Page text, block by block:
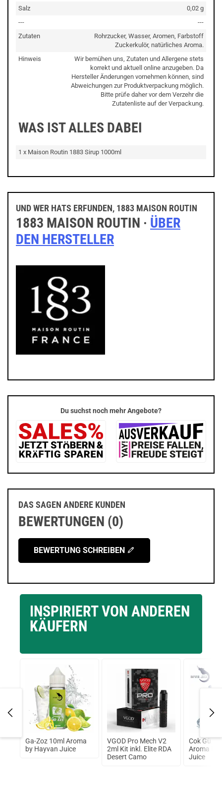
Salz
0,02 g
---
---
Zutaten
Rohrzucker, Wasser, Aromen, Farbstoff
Zuckerkulör, natürliches Aroma.
Hinweis
Wir bemühen uns, Zutaten und Allergene stets
korrekt und aktuell online anzugeben. Da
Hersteller Änderungen vornehmen können, sind
Abweichungen zur Produktverpackung möglich.
Bitte prüfe daher vor dem Verzehr die
Zutatenliste auf der Verpackung.
WAS IST ALLES DABEI
1 x Maison Routin 1883 Sirup 1000ml
UND WER HATS ERFUNDEN, 1883 MAISON ROUTIN
1883 MAISON ROUTIN · ÜBER
DEN HERSTELLER
Du suchst noch mehr Angebote?
DAS SAGEN ANDERE KUNDEN
BEWERTUNGEN (0)
BEWERTUNG SCHREIBEN
INSPIRIERT VON ANDEREN
KÄUFERN
Ga-Zoz 10ml Aroma
by Hayvan Juice
VGOD Pro Mech V2
2ml Kit inkl. Elite RDA
Desert Camo
Cok Güzel
Aroma by
Juice